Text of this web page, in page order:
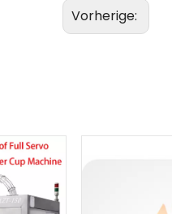
Vorherige: